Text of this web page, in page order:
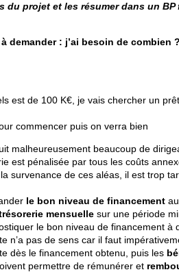
du projet et les résumer dans un BP
demander : j’ai besoin de combien ?
est de 100 K€, je vais chercher un
commencer puis on verra bien
malheureusement beaucoup de
est pénalisée par tous les coûts
survenance de ces aléas, il est trop
le bon niveau de financement
mensuelle sur une période
le bon niveau de financement à
n’a pas de sens car il faut
dès le financement obtenu, puis les
permettre de rémunérer et